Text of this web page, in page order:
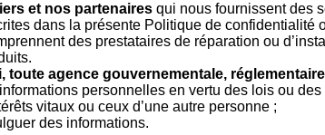
et nos partenaires qui nous fournissent des
dans la présente Politique de confidentialité
des prestataires de réparation ou
agence gouvernementale,
personnelles en vertu des lois ou
vitaux ou ceux d’une autre personne ;
des informations.